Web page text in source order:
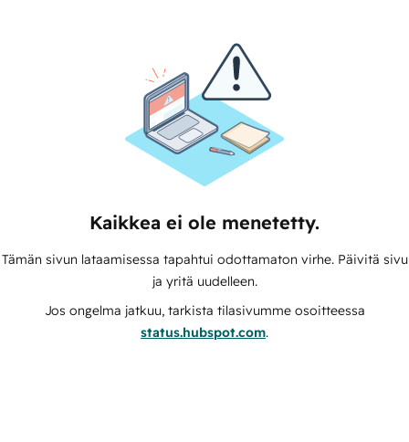
Kaikkea ei ole menetetty.
Tämän sivun lataamisessa tapahtui odottamaton virhe. Päivitä sivu
ja yritä uudelleen.
Jos ongelma jatkuu, tarkista tilasivumme osoitteessa
status.hubspot.com.